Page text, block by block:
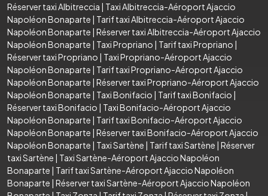
Réserver taxi Albitreccia | Taxi Albitreccia-Aéroport Ajaccio
Napoléon Bonaparte | Tarif taxi Albitreccia-Aéroport Ajaccio
Napoléon Bonaparte | Réserver taxi Albitreccia-Aéroport Ajaccio
Napoléon Bonaparte | Taxi Propriano | Tarif taxi Propriano |
Réserver taxi Propriano | Taxi Propriano-Aéroport Ajaccio
Napoléon Bonaparte | Tarif taxi Propriano-Aéroport Ajaccio
Napoléon Bonaparte | Réserver taxi Propriano-Aéroport Ajaccio
Napoléon Bonaparte | Taxi Bonifacio | Tarif taxi Bonifacio |
Réserver taxi Bonifacio | Taxi Bonifacio-Aéroport Ajaccio
Napoléon Bonaparte | Tarif taxi Bonifacio-Aéroport Ajaccio
Napoléon Bonaparte | Réserver taxi Bonifacio-Aéroport Ajaccio
Napoléon Bonaparte | Taxi Sartène | Tarif taxi Sartène | Réserver
taxi Sartène | Taxi Sartène-Aéroport Ajaccio Napoléon
Bonaparte | Tarif taxi Sartène-Aéroport Ajaccio Napoléon
Bonaparte | Réserver taxi Sartène-Aéroport Ajaccio Napoléon